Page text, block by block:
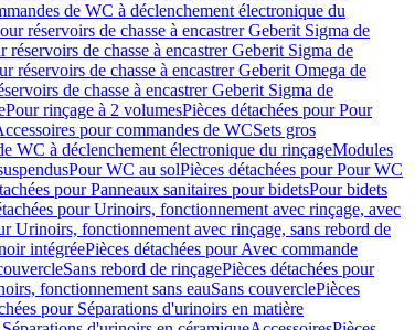
de WC à déclenchement électronique du
réservoirs de chasse à encastrer Geberit Sigma de
de chasse à encastrer Geberit Sigma de
réservoirs de chasse à encastrer Geberit Omega de
de chasse à encastrer Geberit Sigma de
Pour rinçage à 2 volumesPièces détachées pour Pour
pour commandes de WCSets gros
WC à déclenchement électronique du rinçageModules
Pour WC au solPièces détachées pour Pour WC
pour Panneaux sanitaires pour bidetsPour bidets
pour Urinoirs, fonctionnement avec rinçage, avec
Urinoirs, fonctionnement avec rinçage, sans rebord de
intégréePièces détachées pour Avec commande
Sans rebord de rinçagePièces détachées pour
fonctionnement sans eauSans couverclePièces
pour Séparations d'urinoirs en matière